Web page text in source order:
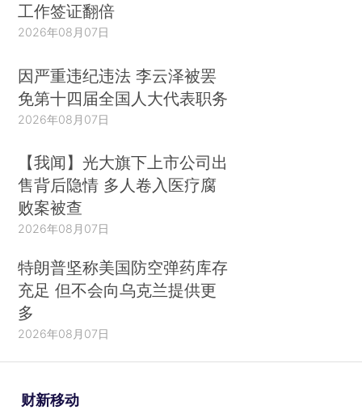
工作签证翻倍
2026年08月07日
因严重违纪违法 李云泽被罢
免第十四届全国人大代表职务
2026年08月07日
【我闻】光大旗下上市公司出
售背后隐情 多人卷入医疗腐
败案被查
2026年08月07日
特朗普坚称美国防空弹药库存
充足 但不会向乌克兰提供更
多
2026年08月07日
财新移动